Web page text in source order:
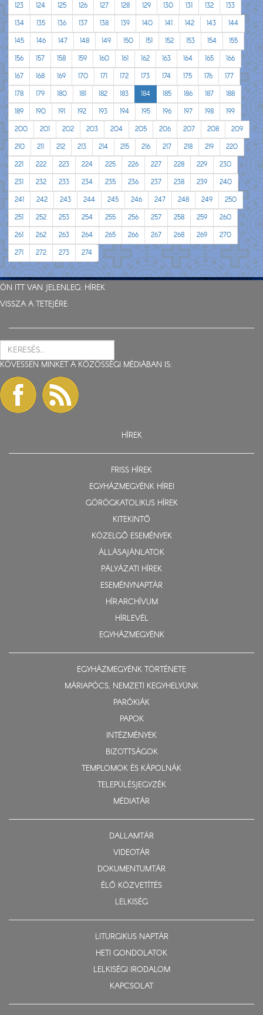
123
124 125 126 127 128 129 130 131 132
133
134
135 136 137 138 139 140 141 142 143
144
145
146 147 148 149 150 151 152 153 154
155
156
157 158 159 160 161 162 163 164 165
166
167
168 169 170 171 172 173 174 175 176
177
178
179 180 181 182 183 184 185 186 187
188
189
190 191 192 193 194 195 196 197 198
199
200
201 202 203 204 205 206 207 208
209
210
211 212 213 214 215 216 217 218 219
220
221
222 223 224 225 226 227 228 229
230
231
232 233 234 235 236 237 238 239
240
241
242 243 244 245 246 247 248 249
250
251
252 253 254 255 256 257 258 259
260
261
262 263 264 265 266 267 268 269
270
271
272 273 274
ÖN ITT VAN JELENLEG: HÍREK
VISSZA A TETEJÉRE
KÖVESSEN MINKET A KÖZÖSSÉGI MÉDIÁBAN IS:
HÍREK
FRISS HÍREK
EGYHÁZMEGYÉNK HÍREI
GÖRÖGKATOLIKUS HÍREK
KITEKINTŐ
KÖZELGŐ ESEMÉNYEK
ÁLLÁSAJÁNLATOK
PÁLYÁZATI HÍREK
ESEMÉNYNAPTÁR
HÍRARCHÍVUM
HÍRLEVÉL
EGYHÁZMEGYÉNK
EGYHÁZMEGYÉNK TÖRTÉNETE
MÁRIAPÓCS, NEMZETI KEGYHELYÜNK
PARÓKIÁK
PAPOK
INTÉZMÉNYEK
BIZOTTSÁGOK
TEMPLOMOK ÉS KÁPOLNÁK
TELEPÜLÉSJEGYZÉK
MÉDIATÁR
DALLAMTÁR
VIDEOTÁR
DOKUMENTUMTÁR
ÉLŐ KÖZVETÍTÉS
LELKISÉG
LITURGIKUS NAPTÁR
HETI GONDOLATOK
LELKISÉGI IRODALOM
KAPCSOLAT